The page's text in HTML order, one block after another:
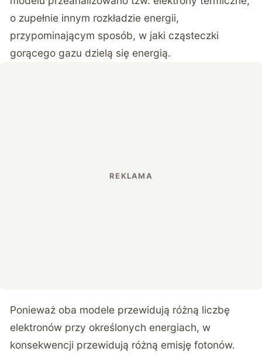
o zupełnie innym rozkładzie energii,
przypominającym sposób, w jaki cząsteczki
gorącego gazu dzielą się energią.
Ponieważ oba modele przewidują różną liczbę
elektronów przy określonych energiach, w
konsekwencji przewidują różną emisję fotonów.